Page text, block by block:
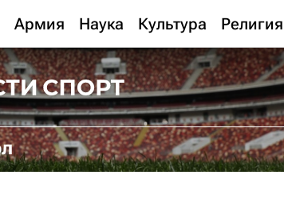
Армия Наука Культура Религия